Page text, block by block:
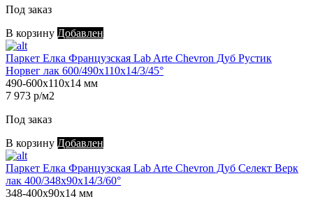
Под заказ
В корзину Добавлен
Паркет Елка Французская Lab Arte Chevron Дуб Рустик
Норвег лак 600/490х110х14/3/45°
490-600х110х14 мм
7 973 р/м2
Под заказ
В корзину Добавлен
Паркет Елка Французская Lab Arte Chevron Дуб Селект Верк
лак 400/348х90х14/3/60°
348-400х90х14 мм